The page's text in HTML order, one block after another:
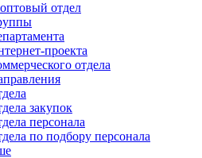
отдел
проекта
отдела
закупок
персонала
по подбору персонала